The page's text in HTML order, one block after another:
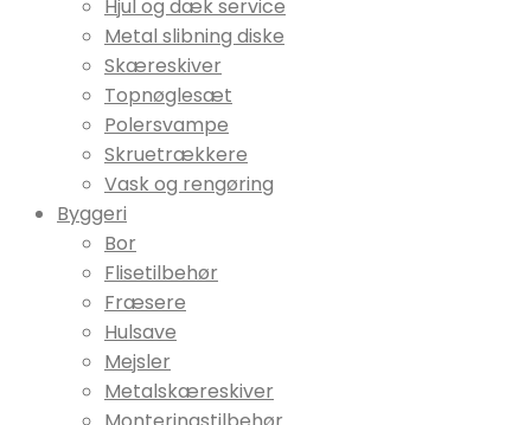
Hjul og dæk service
Metal slibning diske
Skæreskiver
Topnøglesæt
Polersvampe
Skruetrækkere
Vask og rengøring
Byggeri
Bor
Flisetilbehør
Fræsere
Hulsave
Mejsler
Metalskæreskiver